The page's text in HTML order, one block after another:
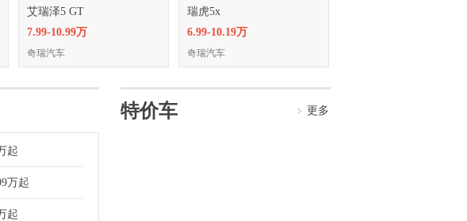
艾瑞泽5 GT
7.99-10.99万
奇瑞汽车
瑞虎5x
6.99-10.19万
奇瑞汽车
起
万起
起
特价车 更多